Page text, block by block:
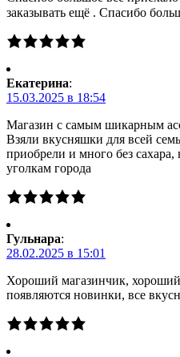
заказывать ещё . Спасибо
Екатерина:
15.03.2025 в 18:54
Магазин с самым шикарным
Взяли вкусняшки для всей
приобрели и много без
уголкам города
Гульнара:
28.02.2025 в 15:01
Хороший магазинчик, хороший
появляются новинки, все